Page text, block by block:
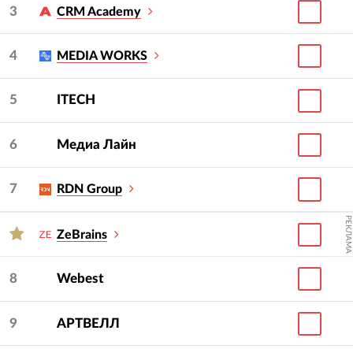
3 CRM Academy
4 MEDIA WORKS
5 ITECH
6 Медиа Лайн
7 RDN Group
ZeBrains РЕКЛАМА
8 Webest
9 АРТВЕЛЛ